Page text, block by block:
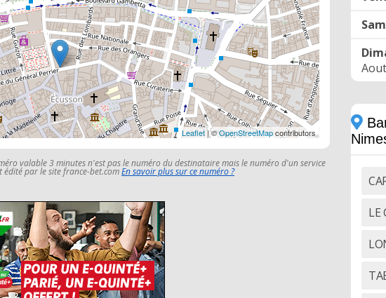
Leaflet| ©OpenStreetMapcontributors
valable 3 minutes n'est pas le numéro du destinataire mais le numéro d'un service
édité par le site france-bet.comEn savoir plus sur ce numéro ?
Aout
LE